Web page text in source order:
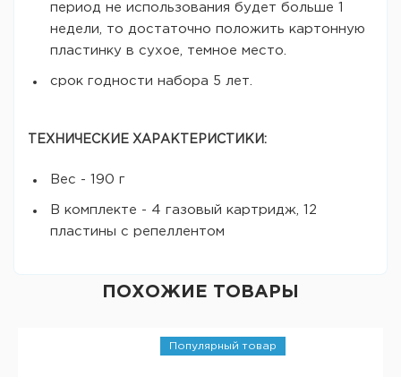
период не использования будет больше 1
недели, то достаточно положить картонную
пластинку в сухое, темное место.
срок годности набора 5 лет.
ТЕХНИЧЕСКИЕ ХАРАКТЕРИСТИКИ:
Вес - 190 г
В комплекте - 4 газовый картридж, 12
пластины с репеллентом
ПОХОЖИЕ ТОВАРЫ
Популярный товар